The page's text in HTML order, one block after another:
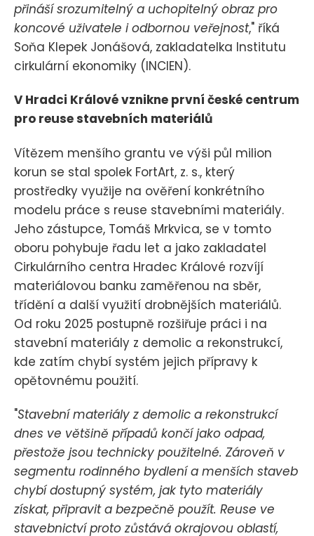
přináší srozumitelný a uchopitelný obraz pro
koncové uživatele i odbornou veřejnost," říká
Soňa Klepek Jonášová, zakladatelka Institutu
cirkulární ekonomiky (INCIEN).
V Hradci Králové vznikne první české centrum
pro reuse stavebních materiálů
Vítězem menšího grantu ve výši půl milion
korun se stal spolek FortArt, z. s., který
prostředky využije na ověření konkrétního
modelu práce s reuse stavebními materiály.
Jeho zástupce, Tomáš Mrkvica, se v tomto
oboru pohybuje řadu let a jako zakladatel
Cirkulárního centra Hradec Králové rozvíjí
materiálovou banku zaměřenou na sběr,
třídění a další využití drobnějších materiálů.
Od roku 2025 postupně rozšiřuje práci i na
stavební materiály z demolic a rekonstrukcí,
kde zatím chybí systém jejich přípravy k
opětovnému použití.
"Stavební materiály z demolic a rekonstrukcí
dnes ve většině případů končí jako odpad,
přestože jsou technicky použitelné. Zároveň v
segmentu rodinného bydlení a menších staveb
chybí dostupný systém, jak tyto materiály
získat, připravit a bezpečně použít. Reuse ve
stavebnictví proto zůstává okrajovou oblastí,